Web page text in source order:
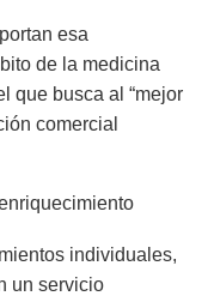
esa
de la medicina
que busca al “mejor
comercial
individuales,
un servicio